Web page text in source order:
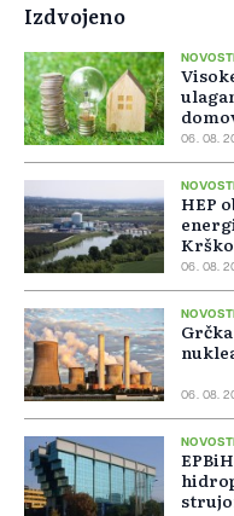
Izdvojeno
NOVOSTI
06. 08.
NOVOSTI
HEP
06. 08.
NOVOSTI
06. 08.
NOVOSTI